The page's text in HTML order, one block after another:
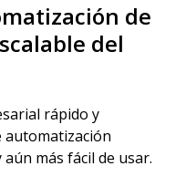
de
del
rápido y
automatización
más fácil de usar.